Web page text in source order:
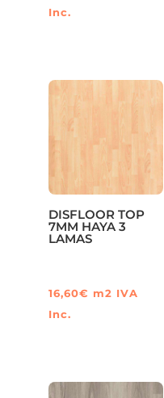
Inc.
DISFLOOR TOP
7MM HAYA 3
LAMAS
16,60€ m2 IVA
Inc.